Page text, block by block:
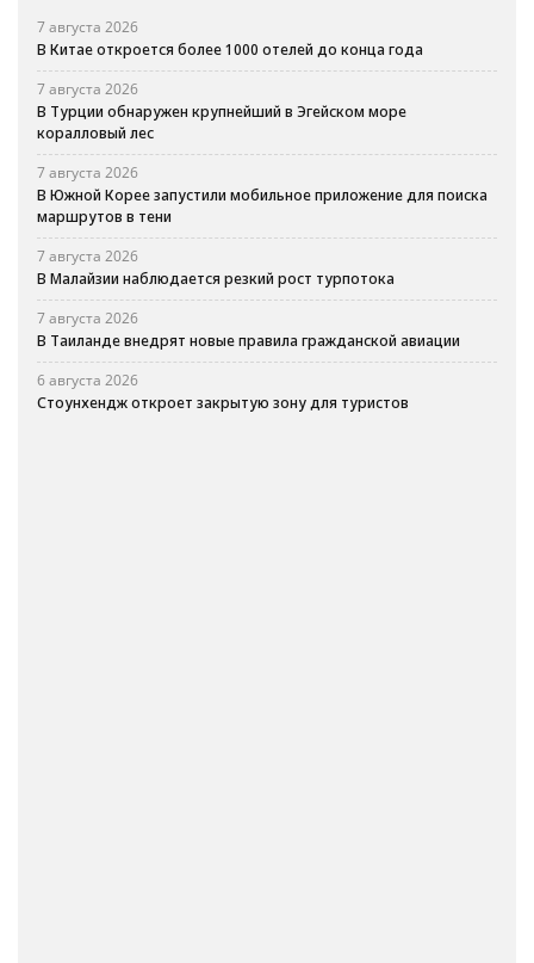
7 августа 2026
В Китае откроется более 1000 отелей до конца года
7 августа 2026
В Турции обнаружен крупнейший в Эгейском море
коралловый лес
7 августа 2026
В Южной Корее запустили мобильное приложение для поиска
маршрутов в тени
7 августа 2026
В Малайзии наблюдается резкий рост турпотока
7 августа 2026
В Таиланде внедрят новые правила гражданской авиации
6 августа 2026
Стоунхендж откроет закрытую зону для туристов